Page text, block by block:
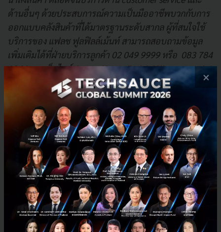
ด้านอื่นๆ ด้วยประสบการณ์ความเป็นมืออาชีพบวกกับการ
ออกแบบคลังสินค้าที่ได้มาตรฐานระดับสากล ผู้ที่สนใจใช้
บริการของ แฟลช ฟูลฟิลล์เม้นท์ สามารถสอบถามข้อมูล
เพิ่มเติมได้ที่ฝ่ายบริการลูกค้า 02 049 9999 หรือ 083 784
1064 และเว็บไซต์https://www.flashfulfillment.co.th/
SEA unicorn startup flash-group Flash Fulfillment
No comment
×